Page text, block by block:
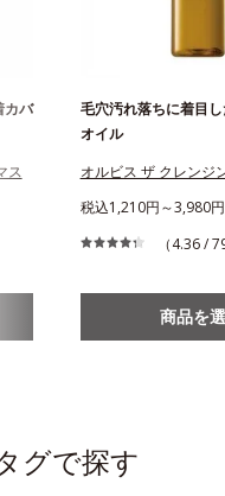
カバ
ス
毛穴汚れ落ちに着目
オイル
オルビス ザ クレンジ
税込1,210円～3,980円
（4.36 /
商品を
グで探す